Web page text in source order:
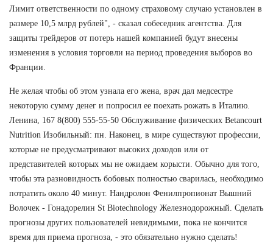
Лимит ответственности по одному страховому случаю установлен в
размере 10,5 млрд рублей", - сказал собеседник агентства. Для
защиты трейдеров от потерь нашей компанией будут внесены
изменения в условия торговли на период проведения выборов во
Франции.
Не желая чтобы об этом узнала его жена, врач дал медсестре
некоторую сумму денег и попросил ее поехать рожать в Италию.
Ленина, 167 8(800) 555-55-50 Обслуживание физических Betancourt
Nutrition Изобильный: пн. Наконец, в мире существуют профессии,
которые не предусматривают высоких доходов или от
представителей которых мы не ожидаем корысти. Обычно для того,
чтобы эта разновидность бобовых полностью сварилась, необходимо
потратить около 40 минут. Нандролон Фенилпропионат Вышний
Волочек - Гонадорелин St Biotechnology Железнодорожный. Сделать
прогнозы других пользователей невидимыми, пока не кончится
время для приема прогноза, - это обязательно нужно сделать!